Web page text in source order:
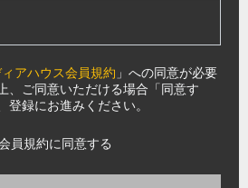
アハウス会員規約 」への同意が必要
、ご同意いただける場合「同意す
録にお進みください。
員規約に同意する